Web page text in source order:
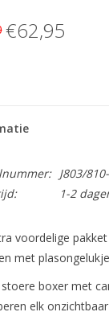
€62,95
J803/
1-2
voordelige
met
stoere boxer met
elk